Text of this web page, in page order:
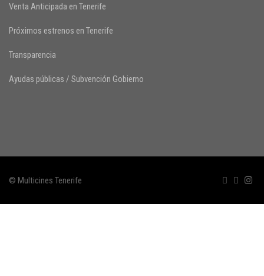
Venta Anticipada en Tenerife
Próximos estrenos en Tenerife
Transparencia
Ayudas públicas / Subvención Gobierno
© Multicines Tenerife